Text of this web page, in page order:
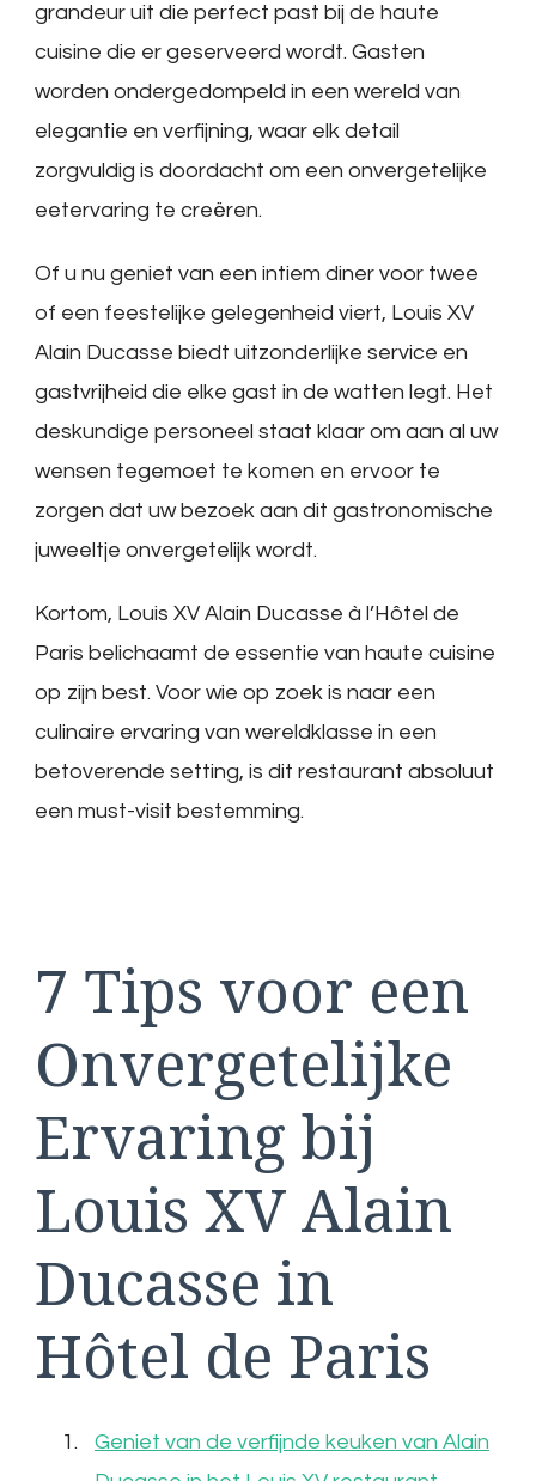
grandeur uit die perfect past bij de haute
cuisine die er geserveerd wordt. Gasten
worden ondergedompeld in een wereld van
elegantie en verfijning, waar elk detail
zorgvuldig is doordacht om een onvergetelijke
eetervaring te creëren.
Of u nu geniet van een intiem diner voor twee
of een feestelijke gelegenheid viert, Louis XV
Alain Ducasse biedt uitzonderlijke service en
gastvrijheid die elke gast in de watten legt. Het
deskundige personeel staat klaar om aan al uw
wensen tegemoet te komen en ervoor te
zorgen dat uw bezoek aan dit gastronomische
juweeltje onvergetelijk wordt.
Kortom, Louis XV Alain Ducasse à l’Hôtel de
Paris belichaamt de essentie van haute cuisine
op zijn best. Voor wie op zoek is naar een
culinaire ervaring van wereldklasse in een
betoverende setting, is dit restaurant absoluut
een must-visit bestemming.
7 Tips voor een
Onvergetelijke
Ervaring bij
Louis XV Alain
Ducasse in
Hôtel de Paris
Geniet van de verfijnde keuken van Alain